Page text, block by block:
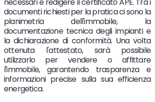
documenti richiesti per la pratica ci sono la
planimetria dell'immobile, la
documentazione tecnica degli impianti e
la dichiarazione di conformità. Una volta
ottenuta l'attestato, sarà possibile
utilizzarlo per vendere o affittare
l'immobile, garantendo trasparenza e
informazioni precise sulla sua efficienza
energetica.